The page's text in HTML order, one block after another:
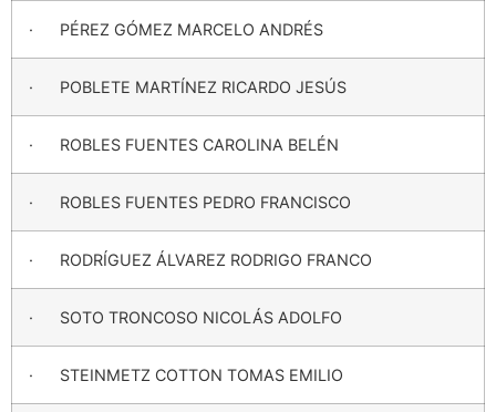
· PÉREZ GÓMEZ MARCELO ANDRÉS
· POBLETE MARTÍNEZ RICARDO JESÚS
· ROBLES FUENTES CAROLINA BELÉN
· ROBLES FUENTES PEDRO FRANCISCO
· RODRÍGUEZ ÁLVAREZ RODRIGO FRANCO
· SOTO TRONCOSO NICOLÁS ADOLFO
· STEINMETZ COTTON TOMAS EMILIO